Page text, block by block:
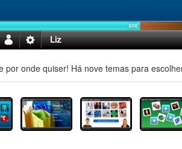
por onde quiser! Há nove temas para